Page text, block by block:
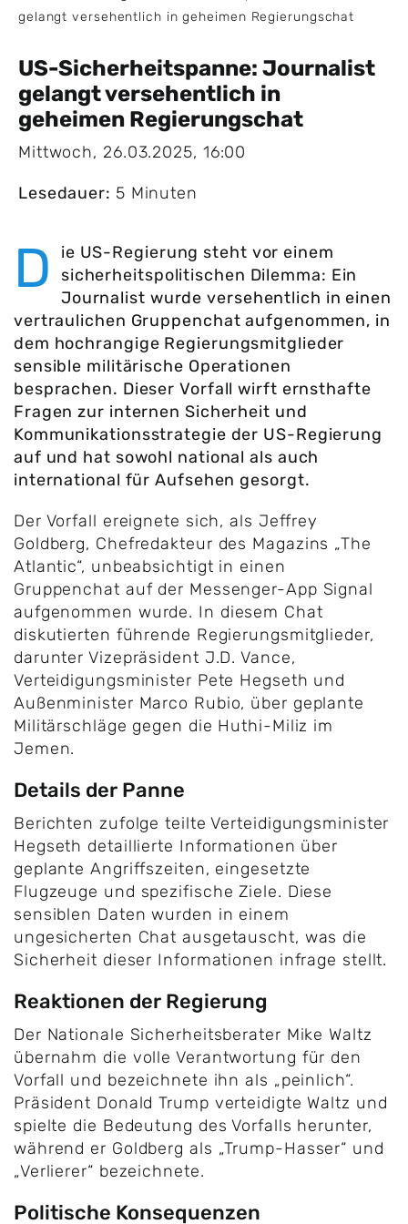
gelangt versehentlich in geheimen Regierungschat
US-Sicherheitspanne: Journalist
gelangt versehentlich in
geheimen Regierungschat
Mittwoch, 26.03.2025, 16:00
Lesedauer: 5 Minuten
D
ie US-Regierung steht vor einem
sicherheitspolitischen Dilemma: Ein
Journalist wurde versehentlich in einen
vertraulichen Gruppenchat aufgenommen, in
dem hochrangige Regierungsmitglieder
sensible militärische Operationen
besprachen. Dieser Vorfall wirft ernsthafte
Fragen zur internen Sicherheit und
Kommunikationsstrategie der US-Regierung
auf und hat sowohl national als auch
international für Aufsehen gesorgt.
Der Vorfall ereignete sich, als Jeffrey
Goldberg, Chefredakteur des Magazins „The
Atlantic“, unbeabsichtigt in einen
Gruppenchat auf der Messenger-App Signal
aufgenommen wurde. In diesem Chat
diskutierten führende Regierungsmitglieder,
darunter Vizepräsident J.D. Vance,
Verteidigungsminister Pete Hegseth und
Außenminister Marco Rubio, über geplante
Militärschläge gegen die Huthi-Miliz im
Jemen.
Details der Panne
Berichten zufolge teilte Verteidigungsminister
Hegseth detaillierte Informationen über
geplante Angriffszeiten, eingesetzte
Flugzeuge und spezifische Ziele. Diese
sensiblen Daten wurden in einem
ungesicherten Chat ausgetauscht, was die
Sicherheit dieser Informationen infrage stellt.
Reaktionen der Regierung
Der Nationale Sicherheitsberater Mike Waltz
übernahm die volle Verantwortung für den
Vorfall und bezeichnete ihn als „peinlich“.
Präsident Donald Trump verteidigte Waltz und
spielte die Bedeutung des Vorfalls herunter,
während er Goldberg als „Trump-Hasser“ und
„Verlierer“ bezeichnete.
Politische Konsequenzen